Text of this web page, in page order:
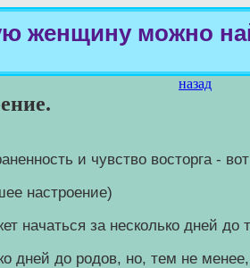
женщину можно
назад
и чувство восторга -
настроение)
начаться за несколько дней до
дней до родов, но, тем не